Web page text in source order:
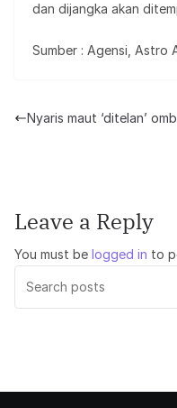
dan dijangka akan
Sumber : Agensi, Astro
Nyaris maut ‘ditelan’
Leave a Reply
You must be logged in to